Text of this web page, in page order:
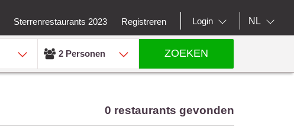
Sterrenrestaurants 2023 Registreren Login NL
2 Personen ZOEKEN
0 restaurants gevonden